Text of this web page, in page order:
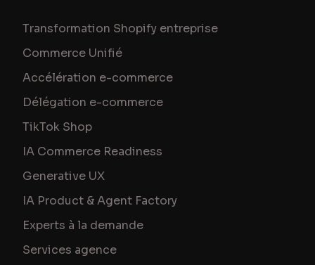
Transformation Shopify entreprise
Commerce Unifié
Accélération e-commerce
Délégation e-commerce
TikTok Shop
IA Commerce Readiness
Generative UX
IA Product & Agent Factory
Experts à la demande
Services agence